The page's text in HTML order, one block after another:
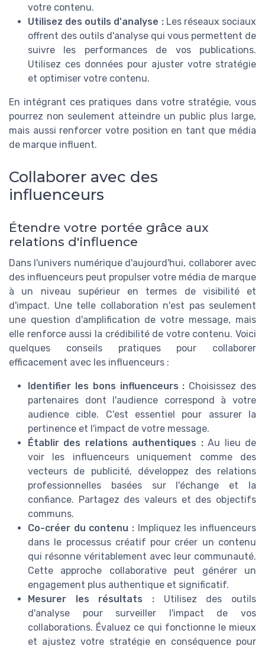
votre contenu.
Utilisez des outils d'analyse :Les réseaux sociaux
offrent des outils d'analyse qui vous permettent de
suivre les performances de vos publications.
Utilisez ces données pour ajuster votre stratégie
et optimiser votre contenu.
En intégrant ces pratiques dans votre stratégie, vous
pourrez non seulement atteindre un public plus large,
mais aussi renforcer votre position en tant que média
de marque influent.
Collaborer avec des
influenceurs
Étendre votre portée grâce aux
relations d'influence
Dans l'univers numérique d'aujourd'hui, collaborer avec
des influenceurs peut propulser votre média de marque
à un niveau supérieur en termes de visibilité et
d'impact. Une telle collaboration n'est pas seulement
une question d'amplification de votre message, mais
elle renforce aussi la crédibilité de votre contenu. Voici
quelques conseils pratiques pour collaborer
efficacement avec les influenceurs :
Identifier les bons influenceurs : Choisissez des
partenaires dont l'audience correspond à votre
audience cible. C'est essentiel pour assurer la
pertinence et l'impact de votre message.
Établir des relations authentiques :Au lieu de
voir les influenceurs uniquement comme des
vecteurs de publicité, développez des relations
professionnelles basées sur l'échange et la
confiance. Partagez des valeurs et des objectifs
communs.
Co-créer du contenu : Impliquez les influenceurs
dans le processus créatif pour créer un contenu
qui résonne véritablement avec leur communauté.
Cette approche collaborative peut générer un
engagement plus authentique et significatif.
Mesurer les résultats : Utilisez des outils
d'analyse pour surveiller l'impact de vos
collaborations. Évaluez ce qui fonctionne le mieux
et ajustez votre stratégie en conséquence pour